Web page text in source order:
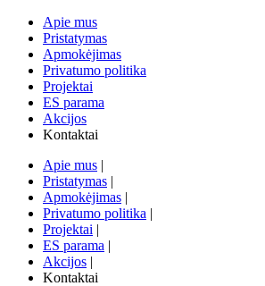
Apie mus
Pristatymas
Apmokėjimas
Privatumo politika
Projektai
ES parama
Akcijos
Kontaktai
Apie mus |
Pristatymas |
Apmokėjimas |
Privatumo politika |
Projektai |
ES parama |
Akcijos |
Kontaktai